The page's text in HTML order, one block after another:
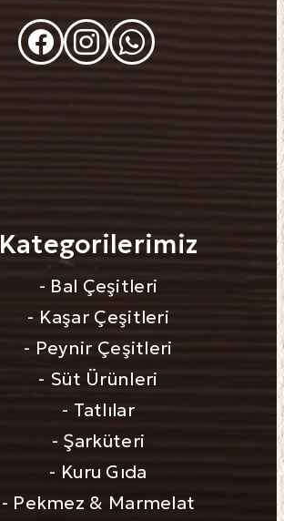
Kategorilerimiz
- Bal Çeşitleri
- Kaşar Çeşitleri
- Peynir Çeşitleri
- Süt Ürünleri
- Tatlılar
- Şarküteri
- Kuru Gıda
- Pekmez & Marmelat